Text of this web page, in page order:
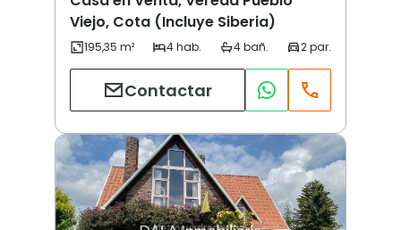
Viejo, Cota (Incluye Siberia)
Contactar